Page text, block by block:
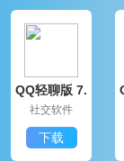
QQ轻聊版 7.
9.14314.0
社交软件
下载